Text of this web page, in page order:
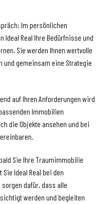
Im persönlichen
Ideal Real Ihre Bedürfnisse und
Sie werden Ihnen wertvolle
und gemeinsam eine Strategie
auf Ihren Anforderungen wird
Immobilien
die Objekte ansehen und bei
Sie Ihre Traumimmobilie
Ideal Real bei den
dafür, dass alle
werden und begleiten